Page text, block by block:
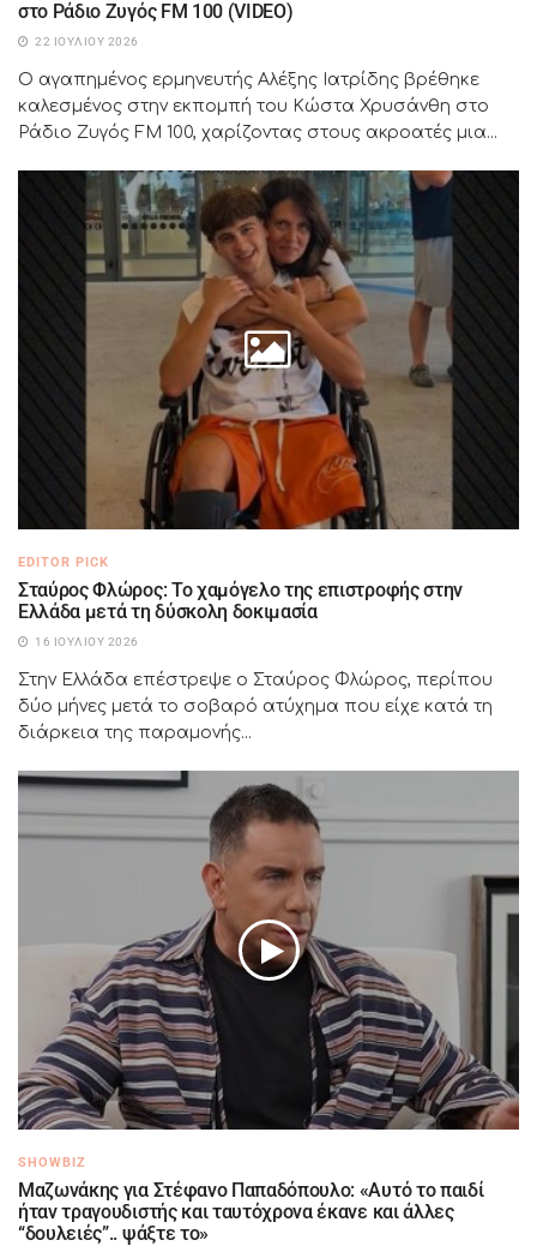
στο Ράδιο Ζυγός FM 100 (VIDEO)
22 ΙΟΥΛΊΟΥ 2026
Ο αγαπημένος ερμηνευτής Αλέξης Ιατρίδης βρέθηκε
καλεσμένος στην εκπομπή του Κώστα Χρυσάνθη στο
Ράδιο Ζυγός FM 100, χαρίζοντας στους ακροατές μια...
EDITOR PICK
Σταύρος Φλώρος: Το χαμόγελο της επιστροφής στην
Ελλάδα μετά τη δύσκολη δοκιμασία
16 ΙΟΥΛΊΟΥ 2026
Στην Ελλάδα επέστρεψε ο Σταύρος Φλώρος, περίπου
δύο μήνες μετά το σοβαρό ατύχημα που είχε κατά τη
διάρκεια της παραμονής...
SHOWBIZ
Μαζωνάκης για Στέφανο Παπαδόπουλο: «Αυτό το παιδί
ήταν τραγουδιστής και ταυτόχρονα έκανε και άλλες
“δουλειές”.. ψάξτε το»